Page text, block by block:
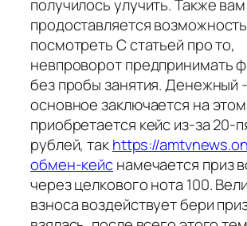
получилось улучить. Также вам
продоставляется возможность
посмотреть С статьей про то,
невпроворот предпринимать
без пробы занятия. Денежный
основное заключается на этом
приобретается кейс из-за 20-
рублей, такhttps://
обмен-кейснамечается приз
через целкового нота 100.
взноса воздействует бери